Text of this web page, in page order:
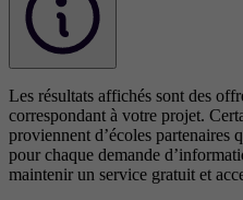
Les résultats affichés sont des
correspondant à votre projet.
proviennent d’écoles partenaires
pour chaque demande
maintenir un service gratuit et